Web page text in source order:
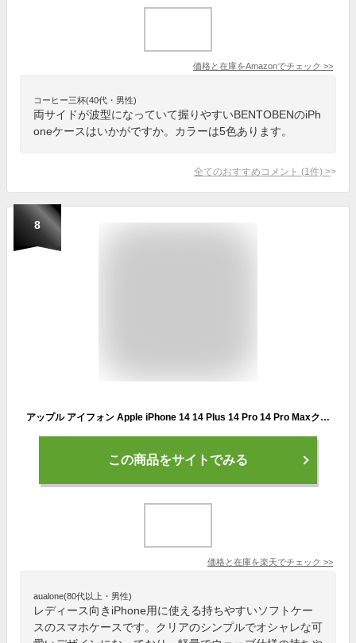
価格と在庫をAmazonでチェック >>
コーヒー三杯(40代・男性)
両サイドが波型になっていて握りやすいBENTOBENのiPh
oneケースはいかがですか。カラーは5色あります。
全てのおすすめコメント (1 件) >
8
アップル アイフォン Apple iPhone 14 14 Plus 14 Pro 14 Pro Maxクリア ケース 背面カバー レディース かわいい CASE 持ちやすい 軽量 衝撃防止 落下防止 ストラップ付き 多彩 波仕様 爽やか 可愛い 透明 ショルダー 高級感があふれ ソフトケース フィルム おまけ付き
この商品をサイトでみる
価格と在庫を楽天でチェック >>
aualone(80代以上・男性)
レディース向きiPhone用に使える持ちやすいソフトケー
スのスマホケースです。クリアのシンプルでオシャレな可